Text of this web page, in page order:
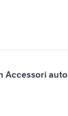
Accessori auto